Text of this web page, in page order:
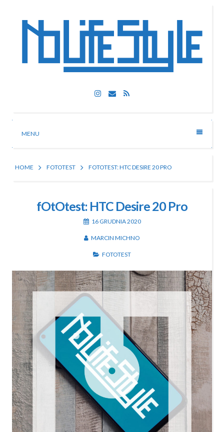
Nolife Style
Technologia, fotografia, rozrywka
Instagram
EmailRSS
MENU
HOME FOTOTEST FOTOTEST: HTC DESIRE 20 PRO
fOtOtest: HTC Desire 20 Pro
16 GRUDNIA 2020
MARCIN MICHNO
FOTOTEST